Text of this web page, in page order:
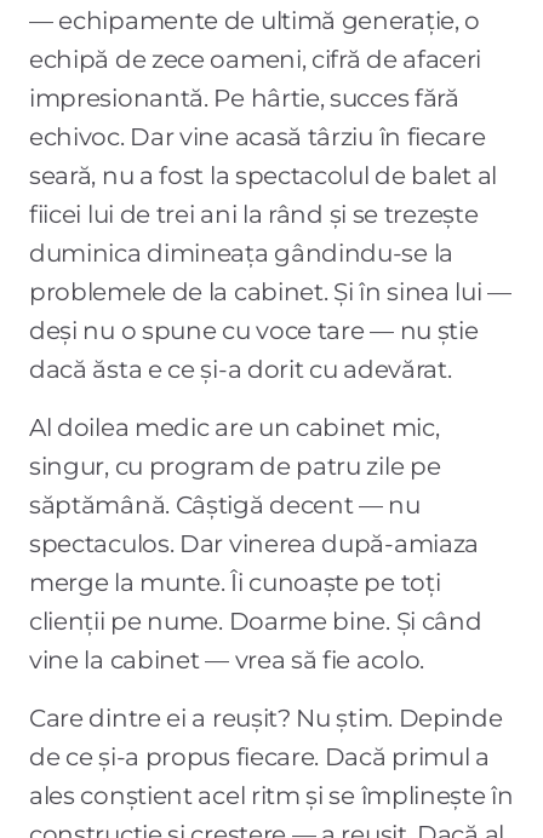
— echipamente de ultimă generație, o
echipă de zece oameni, cifră de afaceri
impresionantă. Pe hârtie, succes fără
echivoc. Dar vine acasă târziu în fiecare
seară, nu a fost la spectacolul de balet al
fiicei lui de trei ani la rând și se trezește
duminica dimineața gândindu-se la
problemele de la cabinet. Și în sinea lui —
deși nu o spune cu voce tare — nu știe
dacă ăsta e ce și-a dorit cu adevărat.
Al doilea medic are un cabinet mic,
singur, cu program de patru zile pe
săptămână. Câștigă decent — nu
spectaculos. Dar vinerea după-amiaza
merge la munte. Îi cunoaște pe toți
clienții pe nume. Doarme bine. Și când
vine la cabinet — vrea să fie acolo.
Care dintre ei a reușit? Nu știm. Depinde
de ce și-a propus fiecare. Dacă primul a
ales conștient acel ritm și se împlinește în